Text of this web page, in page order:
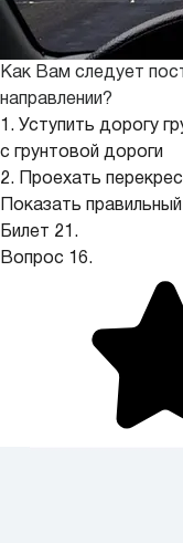
Как Вам следует
направлении?
1. Уступить дорогу
с грунтовой дороги
2. Проехать
Показать
Билет 21.
Вопрос 16.